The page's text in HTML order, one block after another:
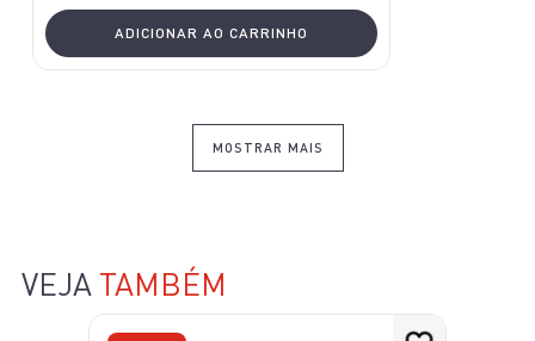
ADICIONAR AO CARRINHO
MOSTRAR MAIS
VEJA TAMBÉM